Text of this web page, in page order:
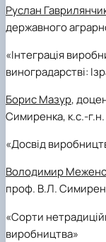
Руслан
державного
«Інтеграція
виноградарстві:
Борис Мазур,
Симиренка, к.с.-г.н.
«Досвід
Володимир
проф. В.Л.
«Сорти
виробництва»